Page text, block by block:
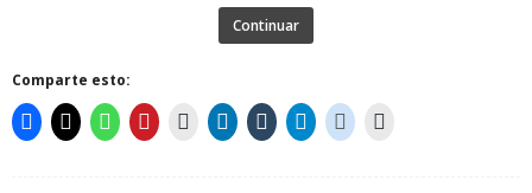
Continuar
Comparte esto: